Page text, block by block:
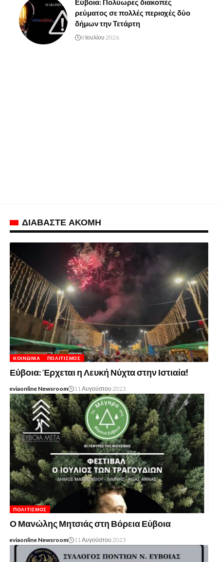
Εύβοια: Πολύωρες διακοπές
ρεύματος σε πολλές περιοχές δύο
δήμων την Τετάρτη
8 Ιουλίου 2026
ΔΙΑΒΑΣΤΕ ΑΚΟΜΗ
ΚΟΙΝΩΝΊΑ ΠΟΛΙΤΙΣΜΌΣ
Εύβοια: Έρχεται η Λευκή Νύχτα στην Ιστιαία!
eviaonline Newsroom 11 Αυγούστου 2023
ΠΟΛΙΤΙΣΜΌΣ
Ο Μανώλης Μητσιάς στη Βόρεια Εύβοια
eviaonline Newsroom 11 Αυγούστου 2023